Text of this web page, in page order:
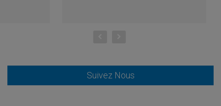
Suivez Nous